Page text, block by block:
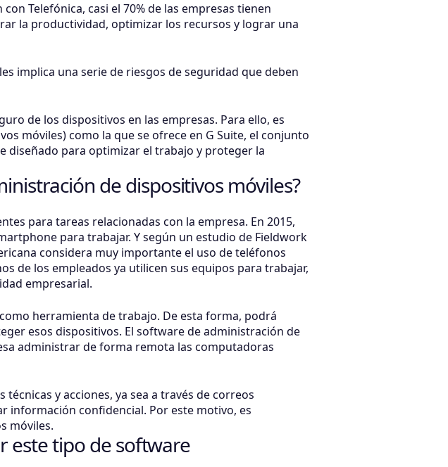
Telefónica, casi el 70% de las empresas tienen
la productividad, optimizar los recursos y lograr una
implica una serie de riesgos de seguridad que deben
de los dispositivos en las empresas. Para ello, es
móviles) como la que se ofrece en G Suite, el conjunto
diseñado para optimizar el trabajo y proteger la
de dispositivos móviles?
para tareas relacionadas con la empresa. En 2015,
para trabajar. Y según un estudio de Fieldwork
considera muy importante el uso de teléfonos
de los empleados ya utilicen sus equipos para trabajar,
empresarial.
herramienta de trabajo. De esta forma, podrá
esos dispositivos. El software de administración de
administrar de forma remota las computadoras
y acciones, ya sea a través de correos
información confidencial. Por este motivo, es
móviles.
este tipo de software